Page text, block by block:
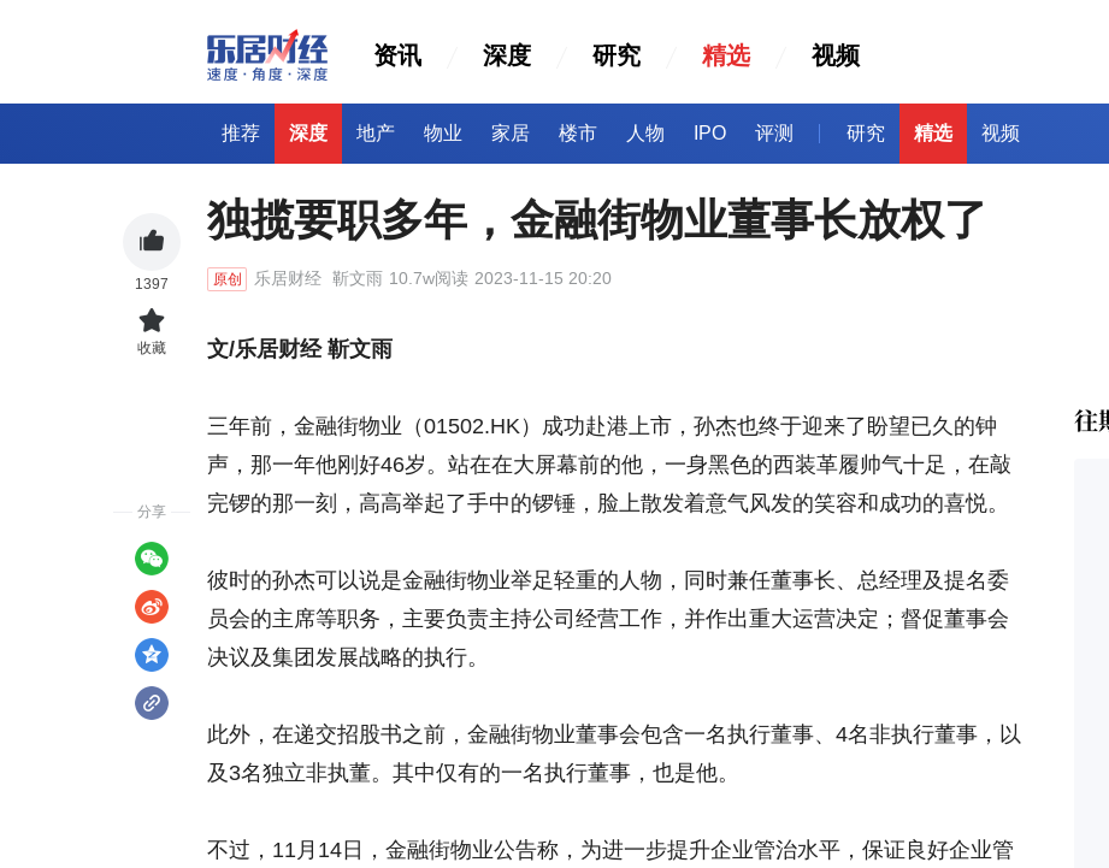
资讯 深度 研究 精选 视频
推荐 深度 地产 物业 家居 楼市 人物 IPO 评测 研究 精选 视频
独揽要职多年，金融街物业董事长放权了
原创 乐居财经 靳文雨 10.7w阅读 2023-11-15 20:20
文/乐居财经 靳文雨
三年前，金融街物业（01502.HK）成功赴港上市，孙杰也终于迎来了盼望已久的钟
声，那一年他刚好46岁。站在在大屏幕前的他，一身黑色的西装革履帅气十足，在敲
完锣的那一刻，高高举起了手中的锣锤，脸上散发着意气风发的笑容和成功的喜悦。
彼时的孙杰可以说是金融街物业举足轻重的人物，同时兼任董事长、总经理及提名委
员会的主席等职务，主要负责主持公司经营工作，并作出重大运营决定；督促董事会
决议及集团发展战略的执行。
此外，在递交招股书之前，金融街物业董事会包含一名执行董事、4名非执行董事，以
及3名独立非执董。其中仅有的一名执行董事，也是他。
不过，11月14日，金融街物业公告称，为进一步提升企业管治水平，保证良好企业管
1397
收藏
分享